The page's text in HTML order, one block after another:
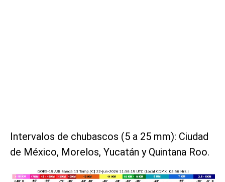
Intervalos de chubascos (5 a 25 mm): Ciudad
de México, Morelos, Yucatán y Quintana Roo.